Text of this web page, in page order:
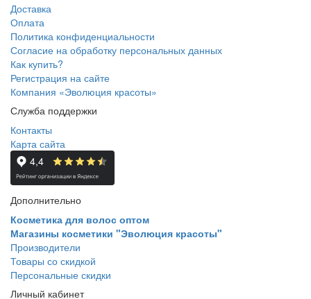
Доставка
Оплата
Политика конфиденциальности
Согласие на обработку персональных данных
Как купить?
Регистрация на сайте
Компания «Эволюция красоты»
Служба поддержки
Контакты
Карта сайта
Дополнительно
Косметика для волос оптом
Магазины косметики "Эволюция красоты"
Производители
Товары со скидкой
Персональные скидки
Личный кабинет